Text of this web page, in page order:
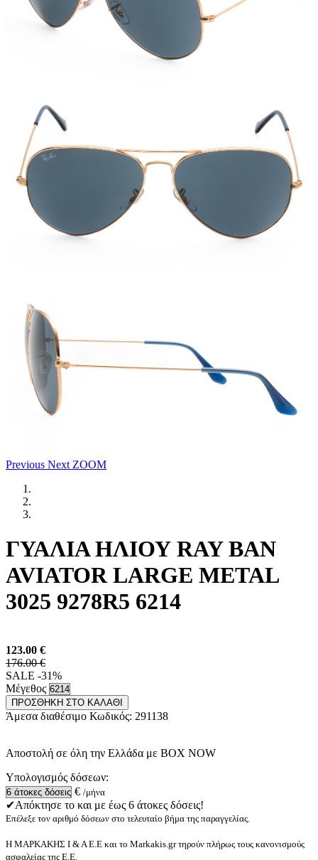
Previous Next ZOOM
ΓΥΑΛΙΑ ΗΛΙΟΥ RAY BAN
AVIATOR LARGE METAL
3025 9278R5 6214
123.00 €
176.00 €
SALE -31%
Μέγεθος
ΠΡΟΣΘΗΚΗ ΣΤΟ ΚΑΛΑΘΙ
Άμεσα διαθέσιμο Κωδικός: 291138
Αποστολή σε όλη την Ελλάδα με BOX NOW
Υπολογισμός δόσεων:
€ /μήνα
✔Απόκτησε το και με έως 6 άτοκες δόσεις!
Επέλεξε τον αριθμό δόσεων στο τελευταίο βήμα της παραγγελίας.
Η ΜΑΡΚΑΚΗΣ Ι & Α Ε.Ε και το Markakis.gr τηρούν πλήρως τους κανονισμούς
ασφαλείας της Ε.Ε.